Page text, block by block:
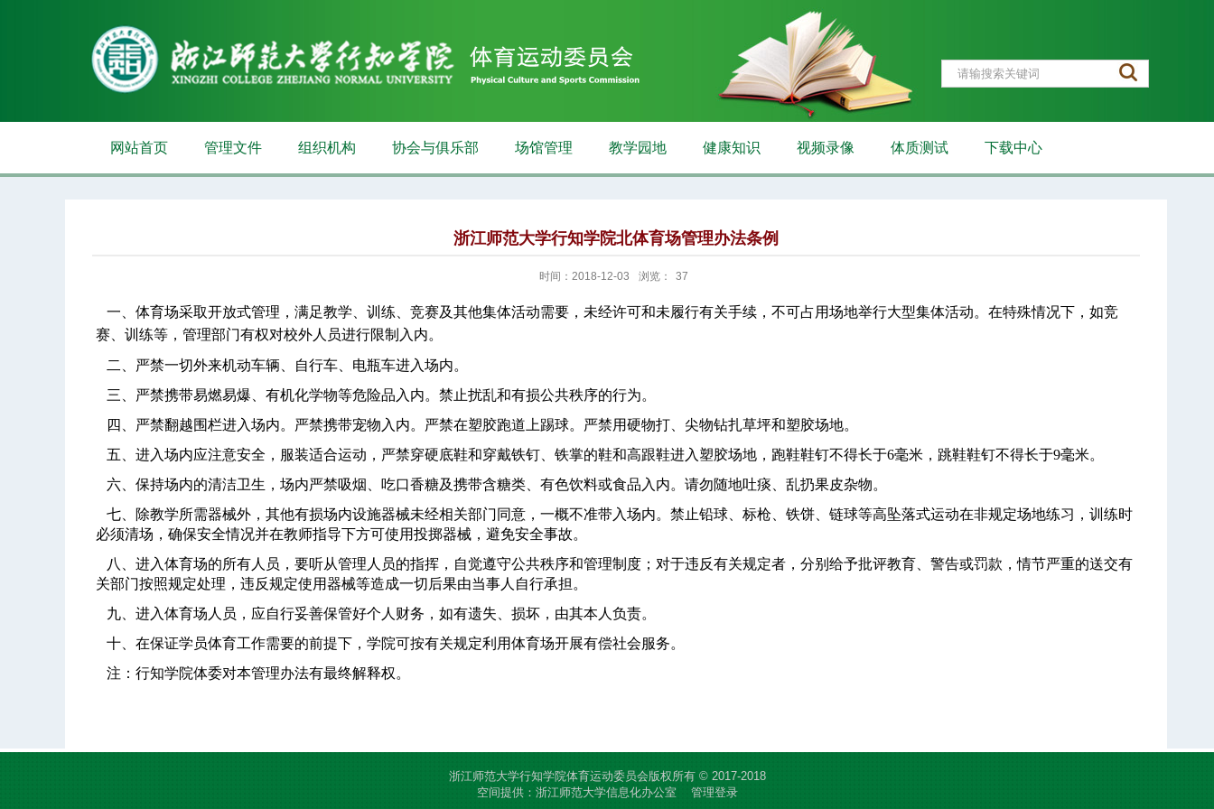
网站首页 管理文件 组织机构 协会与俱乐部 场馆管理 教学园地 健康知识 视频录像 体质测试 下载中心
浙江师范大学行知学院北体育场管理办法条例
时间：2018-12-03 浏览： 37
一 、体育场采取开放式管理，满足教学、训练、竞赛及其他集体活动需要，未经许可和未履行有关手续，不可占用场地举行大型集体活动。在特殊情况下，如竞
赛、训练等，管理部门有权对校外人员进行限制入内。
二、严禁一切外来机动车辆、自行车、电瓶车进入场内。
三、严禁携带易燃易爆、有机化学物等危险品入内。禁止扰乱和有损公共秩序的行为。
四、严禁翻越围栏进入场内。严禁携带宠物入内。严禁在塑胶跑道上踢球。严禁用硬物打、尖物钻扎草坪和塑胶场地。
五、进入场内应注意安全，服装适合运动，严禁穿硬底鞋和穿戴铁钉、铁掌的鞋和高跟鞋进入塑胶场地，跑鞋鞋钉不得长于6毫米，跳鞋鞋钉不得长于9毫米。
六、保持场内的清洁卫生，场内严禁吸烟、吃口香糖及携带含糖类、有色饮料或食品入内。请勿随地吐痰、乱扔果皮杂物。
七、除教学所需器械外，其他有损场内设施器械未经相关部门同意，一概不准带入场内。禁止铅球、标枪、铁饼、链球等高坠落式运动在非规定场地练习，训练时
必须清场，确保安全情况并在教师指导下方可使用投掷器械，避免安全事故。
八、进入体育场的所有人员，要听从管理人员的指挥，自觉遵守公共秩序和管理制度；对于违反有关规定者，分别给予批评教育、警告或罚款，情节严重的送交有
关部门按照规定处理，违反规定使用器械等造成一切后果由当事人自行承担。
九、进入体育场人员，应自行妥善保管好个人财务，如有遗失、损坏，由其本人负责。
十、在保证学员体育工作需要的前提下，学院可按有关规定利用体育场开展有偿社会服务。
注：行知学院体委对本管理办法有最终解释权。
浙江师范大学行知学院体育运动委员会版权所有 © 2017-2018
空间提供：浙江师范大学信息化办公室 管理登录